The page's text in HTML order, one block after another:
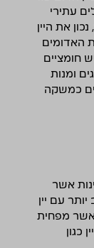
עתירי
את היין
האדומים
חומציים
ומנות
כמשקה
אשר
עם יין
אשר מפחית
כגון